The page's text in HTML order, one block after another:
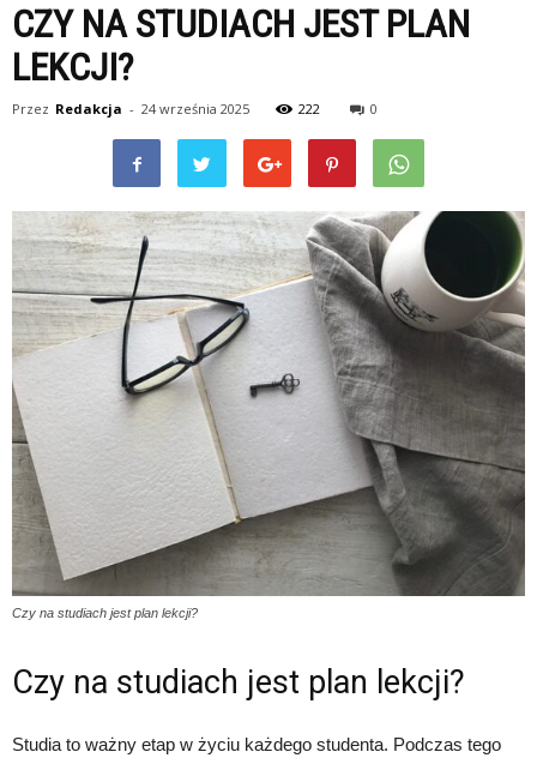
CZY NA STUDIACH JEST PLAN
LEKCJI?
Przez Redakcja - 24 września 2025 222 0
Czy na studiach jest plan lekcji?
Czy na studiach jest plan lekcji?
Studia to ważny etap w życiu każdego studenta. Podczas tego